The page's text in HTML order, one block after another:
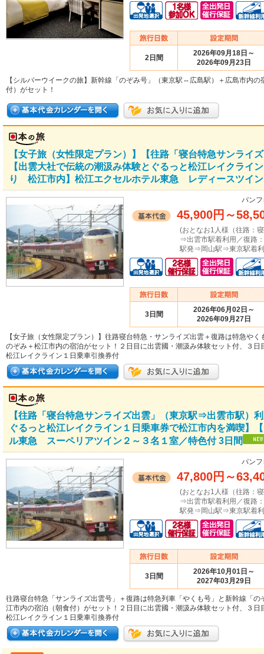
2日間
2026年09月18日～
2026年09月23日
【シルバーウイークの旅】新幹線「のぞみ号」（東京駅⇔広島駅）＋広島市内の
付）がセット！
【女子旅（女性限定プラン）】【往路「寝台特急サンライ
【出雲大社で伝統の潮汲み体験とぐるっと松江レイクライ
り 松江市内】松江エクセルホテル東急 レディースツイン
パン
45,900円 ～
(おとなお1人様（往路：
⇒出雲市駅着利用／復路
駅発⇒岡山駅⇒東京駅着
3日間
2026年06月02日～
2026年09月27日
【女子旅（女性限定プラン）】往路寝台特急・サンライズ出雲＋復路は特急やく
のぞみ＋松江市内の宿泊がセット！２日目に出雲國・潮汲み体験セット付、３日
松江レイクライン１日乗車引換券付
【往路「寝台特急サンライズ出雲」（東京駅⇒出雲市駅）
ぐるっと松江レイクライン１日乗車券で松江市内を満喫】
ル東急 スーペリアツイン２～３名１室／特色付 3日間
パン
47,800円 ～
(おとなお1人様（往路：
⇒出雲市駅着利用／復路
駅発⇒岡山駅⇒東京駅着
3日間
2026年10月01日～
2027年03月29日
往路寝台特急「サンライズ出雲号」＋復路は特急列車「やくも号」と新幹線「の
江市内の宿泊（朝食付）がセット！２日目に出雲國・潮汲み体験セット付、３日
松江レイクライン１日乗車引換券付